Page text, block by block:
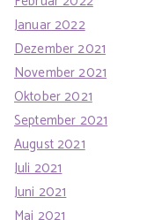
Januar 2022
Dezember 2021
November 2021
Oktober 2021
September 2021
August 2021
Juli 2021
Juni 2021